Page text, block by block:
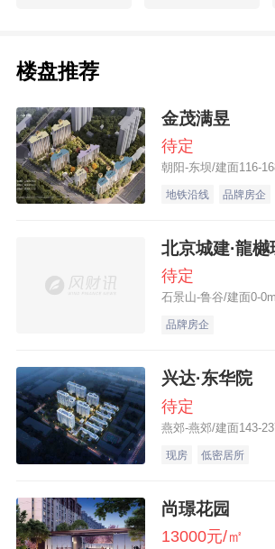
楼盘推荐
金茂满昱
待定
朝阳-东坝/建面116-
地铁沿线 品牌房企
北京城建·龍樾
待定
石景山-鲁谷/建面0-
品牌房企
兴达·东华院
待定
燕郊-燕郊/建面143-
现房 低密居所
尚璟花园
13000元/㎡